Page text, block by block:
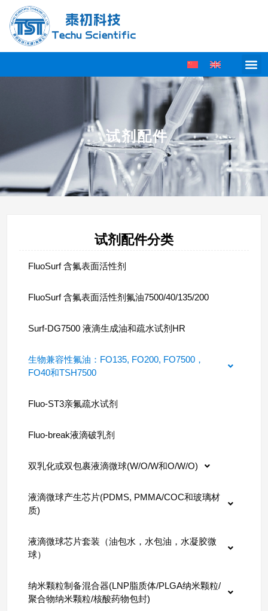
试剂配件
试剂配件分类
FluoSurf 含氟表面活性剂
FluoSurf 含氟表面活性剂氟油7500/40/135/200
Surf-DG7500 液滴生成油和疏水试剂HR
生物兼容性氟油：FO135, FO200, FO7500，
FO40和TSH7500
Fluo-ST3亲氟疏水试剂
Fluo-break液滴破乳剂
双乳化或双包裹液滴微球(W/O/W和O/W/O)
液滴微球产生芯片(PDMS, PMMA/COC和玻璃材
质)
液滴微球芯片套装（油包水，水包油，水凝胶微
球）
纳米颗粒制备混合器(LNP脂质体/PLGA纳米颗粒/
聚合物纳米颗粒/核酸药物包封)